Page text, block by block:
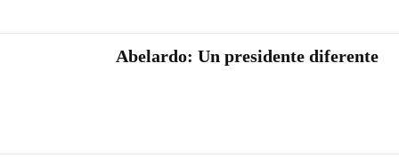
Abelardo: Un presidente diferente